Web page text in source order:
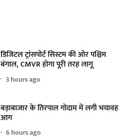
डिजिटल ट्रांसपोर्ट सिस्टम की ओर पश्चिम
बंगाल, CMVR होगा पूरी तरह लागू
3 hours ago
बड़ाबाजार के तिरपाल गोदाम में लगी भयावह
आग
6 hours ago